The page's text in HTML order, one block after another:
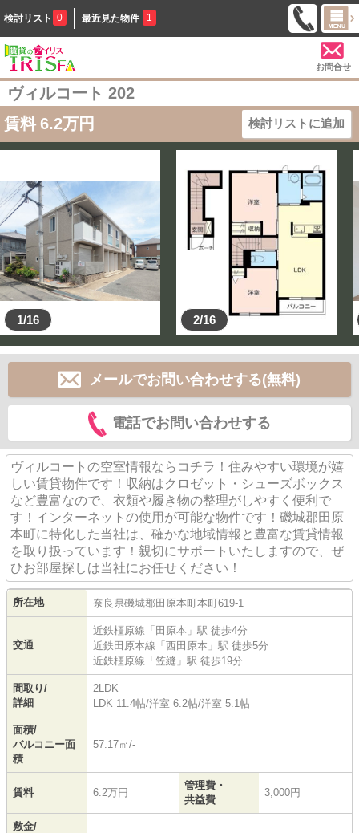
検討リスト 0 最近見た物件 1
お問合せ
ヴィルコート 202
賃料 6.2万円 検討リストに追加
1/16 2/16
メールでお問い合わせする(無料)
電話でお問い合わせする
ヴィルコートの空室情報ならコチラ！住みやすい環境が嬉
しい賃貸物件です！収納はクロゼット・シューズボックス
など豊富なので、衣類や履き物の整理がしやすく便利で
す！インターネットの使用が可能な物件です！磯城郡田原
本町に特化した当社は、確かな地域情報と豊富な賃貸情報
を取り扱っています！親切にサポートいたしますので、ぜ
ひお部屋探しは当社にお任せください！
所在地 奈良県磯城郡田原本町本町619-1
交通
近鉄橿原線 「 田原本 」駅 徒歩4分
近鉄田原本線 「 西田原本 」駅 徒歩5分
近鉄橿原線 「 笠縫 」駅 徒歩19分
間取り/
詳細
2LDK
LDK 11.4帖/洋室 6.2帖/洋室 5.1帖
面積/
バルコニー面
積
57.17㎡/-
賃料 6.2万円
管理費・
共益費
3,000円
敷金/